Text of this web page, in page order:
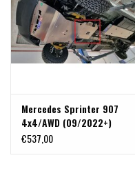
Gewicht: 20,7 kg
Mercedes Sprinter 907
4x4/AWD (09/2022+)
Unterfahrschutz Getriebe
€537,00